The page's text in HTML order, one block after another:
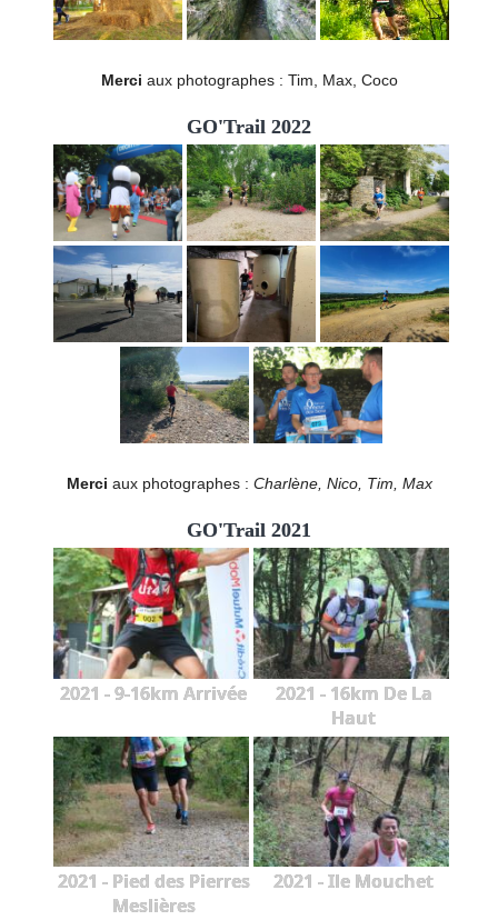
Merci aux photographes : Tim, Max, Coco
GO'Trail 2022
Merci aux photographes : Charlène, Nico, Tim, Max
GO'Trail 2021
2021 - 9-16km Arrivée
2021 - 16km De La
Haut
2021 - Pied des Pierres
Meslières
2021 - Ile Mouchet